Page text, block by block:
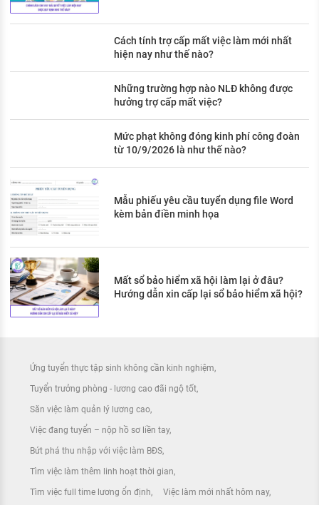
Cách tính trợ cấp mất việc làm mới nhất
hiện nay như thế nào?
Những trường hợp nào NLĐ không được
hưởng trợ cấp mất việc?
Mức phạt không đóng kinh phí công đoàn
từ 10/9/2026 là như thế nào?
Mẫu phiếu yêu cầu tuyển dụng file Word
kèm bản điền minh họa
Mất sổ bảo hiểm xã hội làm lại ở đâu?
Hướng dẫn xin cấp lại sổ bảo hiểm xã hội?
Ứng tuyển thực tập sinh không cần kinh nghiệm
Tuyển trưởng phòng - lương cao đãi ngộ tốt
Săn việc làm quản lý lương cao
Việc đang tuyển – nộp hồ sơ liền tay
Bứt phá thu nhập với việc làm BĐS
Tìm việc làm thêm linh hoạt thời gian
Tìm việc full time lương ổn định Việc làm mới nhất hôm nay